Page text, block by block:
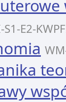
E2-